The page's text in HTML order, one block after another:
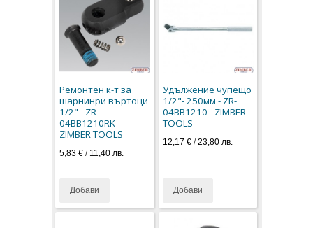
Ремонтен к-т за
шарнинри въртоци
1/2" - ZR-
04BB1210RK -
ZIMBER TOOLS
5,83 € / 11,40 лв.
Добави
Удължение чупещо
1/2"- 250мм - ZR-
04BB1210 - ZIMBER
TOOLS
12,17 €/23,80 лв.
Добави